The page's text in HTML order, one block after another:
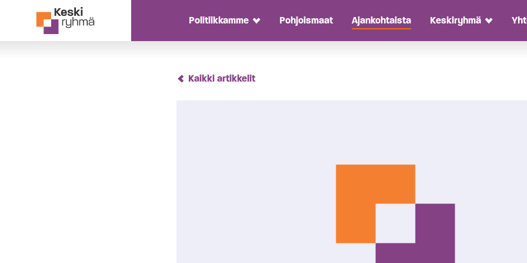
Siirry sisältöön
Politiikkamme
Toggle Dropdown
Pohjoismaat Ajankohtaista Keskiryhmä
Toggle
Kaikki artikkelit